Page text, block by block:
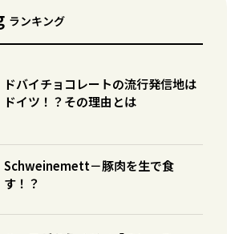
ランキング
ドバイチョコレートの流行発信地は
ドイツ！？その理由とは
Schweinemett－豚肉を生で食
す！？